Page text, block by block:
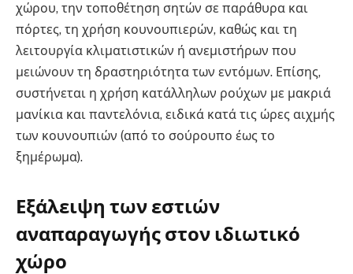
χώρου, την τοποθέτηση σητών σε παράθυρα και
πόρτες, τη χρήση κουνουπιερών, καθώς και τη
λειτουργία κλιματιστικών ή ανεμιστήρων που
μειώνουν τη δραστηριότητα των εντόμων. Επίσης,
συστήνεται η χρήση κατάλληλων ρούχων με μακριά
μανίκια και παντελόνια, ειδικά κατά τις ώρες αιχμής
των κουνουπιών (από το σούρουπο έως το
ξημέρωμα).
Εξάλειψη των εστιών
αναπαραγωγής στον ιδιωτικό
χώρο